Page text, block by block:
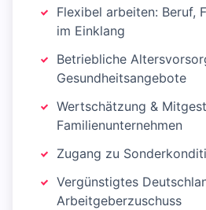
Flexibel arbeiten: Beruf,
im Einklang
Betriebliche
Gesundheitsangebote
Wertschätzung &
Familienunternehmen
Zugang zu
Vergünstigtes
Arbeitgeberzuschuss